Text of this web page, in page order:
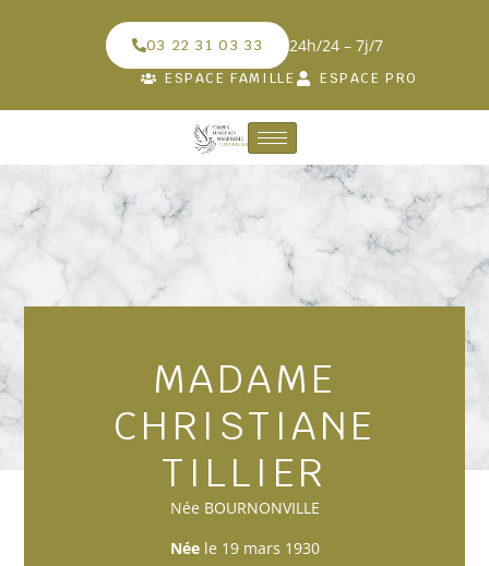
03 22 31 03 33 24h/24 – 7j/7
ESPACE FAMILLE ESPACE PRO
MADAME
CHRISTIANE
TILLIER
Née BOURNONVILLE
Néele 19 mars 1930